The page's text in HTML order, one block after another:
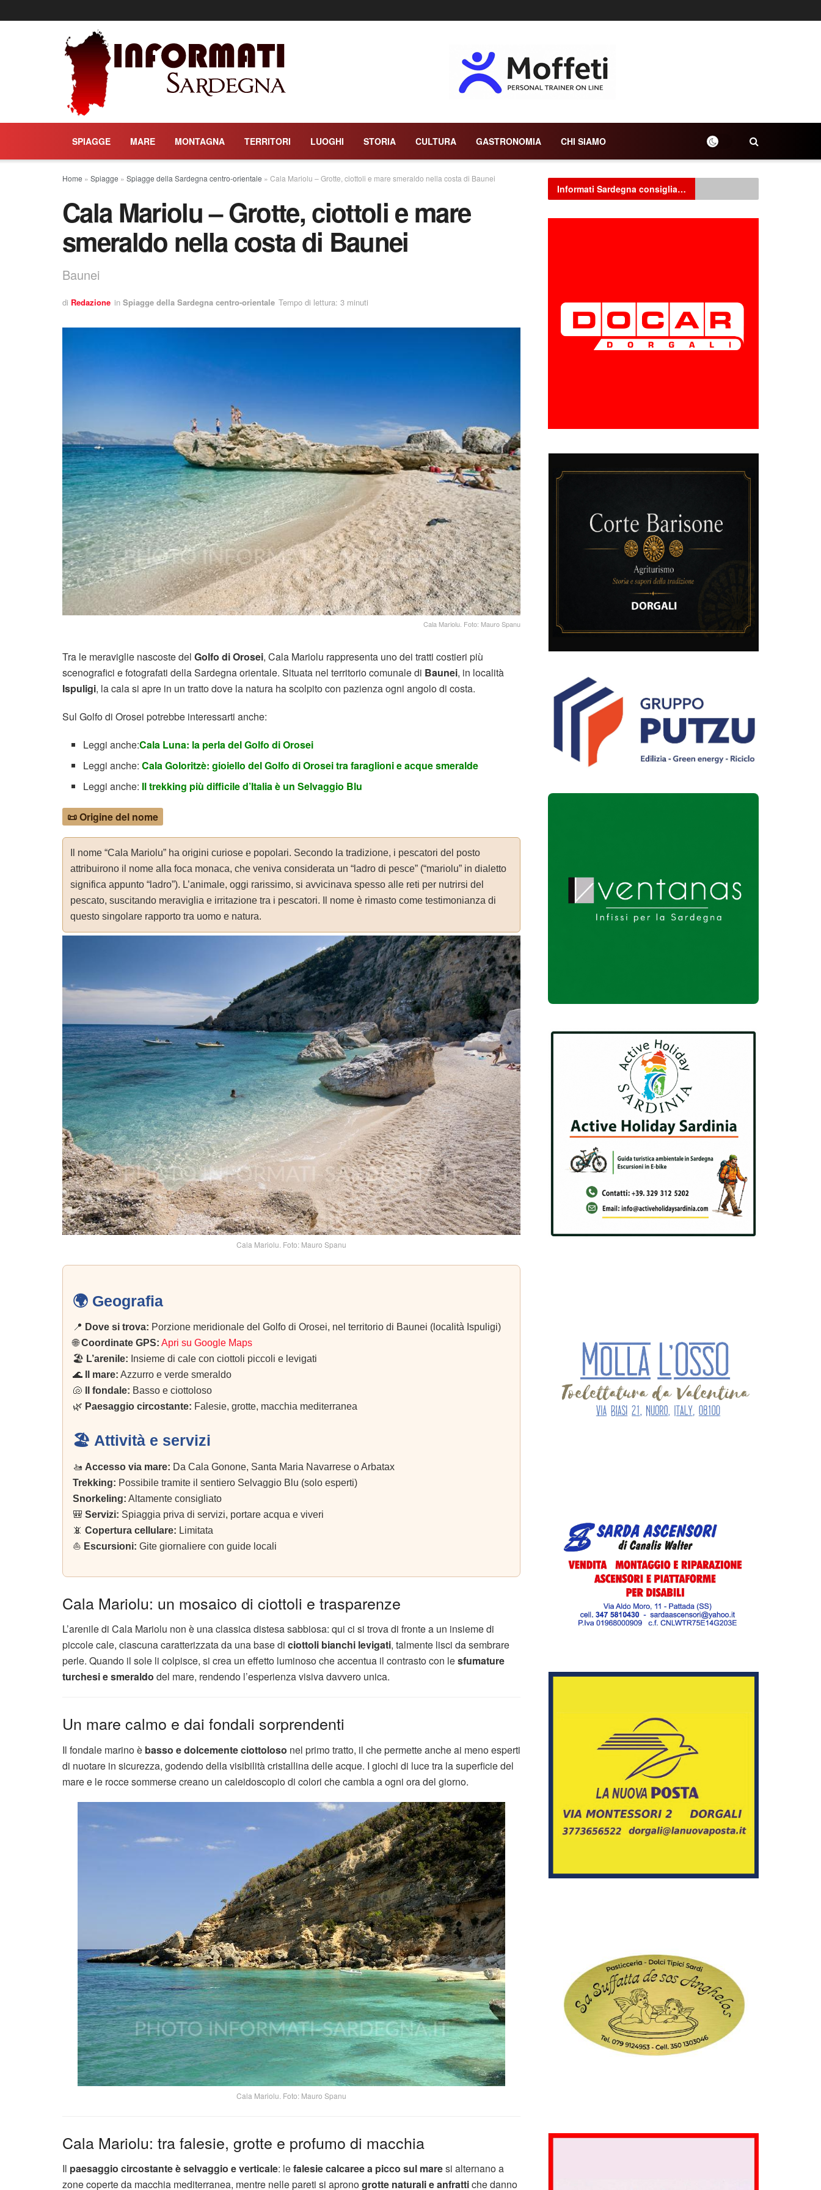
SPIAGGE MARE MONTAGNA TERRITORI LUOGHI STORIA CULTURA GASTRONOMIA CHI SIAMO
Home » Spiagge » Spiagge della Sardegna centro-orientale » Cala Mariolu – Grotte, ciottoli e mare smeraldo nella costa di Baunei
Cala Mariolu – Grotte, ciottoli e mare
smeraldo nella costa di Baunei
Baunei
di Redazione in Spiagge della Sardegna centro-orientale Tempo di lettura: 3 minuti
Cala Mariolu. Foto: Mauro Spanu
Tra le meraviglie nascoste del Golfo di Orosei, Cala Mariolu rappresenta uno dei tratti costieri più
scenografici e fotografati della Sardegna orientale. Situata nel territorio comunale di Baunei, in località
Ispuligi, la cala si apre in un tratto dove la natura ha scolpito con pazienza ogni angolo di costa.
Sul Golfo di Orosei potrebbe interessarti anche:
Leggi anche:Cala Luna: la perla del Golfo di Orosei
Leggi anche:Cala Goloritzè: gioiello del Golfo di Orosei tra faraglioni e acque smeralde
Leggi anche: Il trekking più difficile d’Italia è un Selvaggio Blu
📜 Origine del nome
Il nome “Cala Mariolu” ha origini curiose e popolari. Secondo la tradizione, i pescatori del posto
attribuirono il nome alla foca monaca, che veniva considerata un “ladro di pesce” (“mariolu” in dialetto
significa appunto “ladro”). L’animale, oggi rarissimo, si avvicinava spesso alle reti per nutrirsi del
pescato, suscitando meraviglia e irritazione tra i pescatori. Il nome è rimasto come testimonianza di
questo singolare rapporto tra uomo e natura.
Cala Mariolu. Foto: Mauro Spanu
🌍 Geografia
📍 Dove si trova: Porzione meridionale del Golfo di Orosei, nel territorio di Baunei (località Ispuligi)
🌐Coordinate GPS: Apri su Google Maps
🏖️ L’arenile: Insieme di cale con ciottoli piccoli e levigati
🌊
Il mare: Azzurro e verde smeraldo
🐚
Il fondale: Basso e ciottoloso
🌿 Paesaggio circostante: Falesie, grotte, macchia mediterranea
🏖️ Attività e servizi
🚤 Accesso via mare: Da Cala Gonone, Santa Maria Navarrese o Arbatax
Trekking: Possibile tramite il sentiero Selvaggio Blu (solo esperti)
Snorkeling: Altamente consigliato
🎒 Servizi: Spiaggia priva di servizi, portare acqua e viveri
📵 Copertura cellulare: Limitata
⛵ Escursioni: Gite giornaliere con guide locali
Cala Mariolu: un mosaico di ciottoli e trasparenze
L’arenile di Cala Mariolu non è una classica distesa sabbiosa: qui ci si trova di fronte a un insieme di
piccole cale, ciascuna caratterizzata da una base di ciottoli bianchi levigati, talmente lisci da sembrare
perle. Quando il sole li colpisce, si crea un effetto luminoso che accentua il contrasto con lesfumature
turchesi e smeraldo del mare, rendendo l’esperienza visiva davvero unica.
Un mare calmo e dai fondali sorprendenti
Il fondale marino è basso e dolcemente ciottoloso nel primo tratto, il che permette anche ai meno esperti
di nuotare in sicurezza, godendo della visibilità cristallina delle acque. I giochi di luce tra la superficie del
mare e le rocce sommerse creano un caleidoscopio di colori che cambia a ogni ora del giorno.
Cala Mariolu. Foto: Mauro Spanu
Cala Mariolu: tra falesie, grotte e profumo di macchia
Il paesaggio circostante è selvaggio e verticale: lefalesie calcaree a picco sul maresi alternano a
zone coperte da macchia mediterranea, mentre nelle pareti si apronogrotte naturali e anfrattiche danno
Informati Sardegna consiglia…